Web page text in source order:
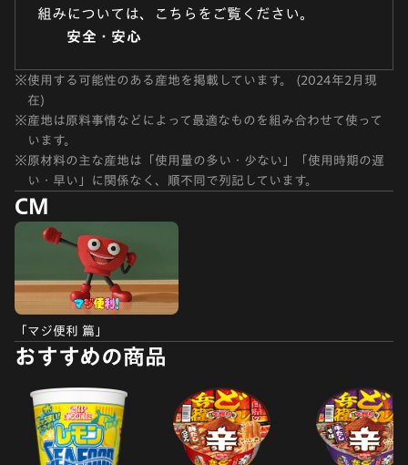
組みについては、こちらをご覧ください。
安全・安心
※使用する可能性のある産地を掲載しています。 (2024年2月現
在)
※産地は原料事情などによって最適なものを組み合わせて使って
います。
※原材料の主な産地は「使用量の多い・少ない」「使用時期の遅
い・早い」に関係なく、順不同で列記しています。
CM
「マジ便利 篇」
おすすめの商品